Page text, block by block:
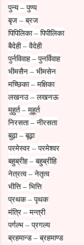
पुन्य–पुण्य
बृज –ब्रज
पिपिलिका–पिपीलिका
बैदेही–वैदेही
पुर्नविवाह–पुनर्विवाह
भीमसैन – भीमसेन
मच्छिका–मक्षिका
लखनउ –लखनऊ
मुहुर्त–मुहूर्त
निरसता–नीरसता
बुढ़ा–बूढ़ा
परमेस्वर –परमेश्वर
बहुब्रीह–बहुब्रीहि
नेत्रत्व–नेतृत्व
भीत्ति–भित्ति
प्रथक–पृथक
मंत्रि –मन्त्री
पर्गल्भ –प्रगल्य
ब्रहमान्ड–ब्रहमाण्ड